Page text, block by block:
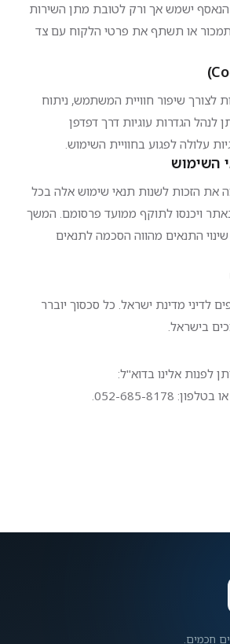
ישמש אך ורק לטובת מתן השירות
תמכור או תשתף את פרטי הלקוח עם צד
לצורך שיפור חוויית המשתמש, ניתוח
לנהל הגדרות עוגיות דרך דפדפן
עלולה לפגוע בחוויית השימוש.
הזכות לשנות תנאי שימוש אלה בכל
באתר ויכנסו לתוקף ממועד פרסומם. המשך
התנאים מהווה הסכמה לתנאים
לדיני מדינת ישראל. כל סכסוך יוברר
בישראל.
לפנות אלינו בדוא"ל:
חכמים.